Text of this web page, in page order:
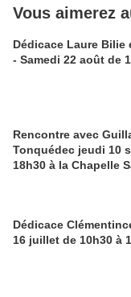
Vous aimerez
Dédicace Laure Bilie
- Samedi 22 août de
Rencontre avec
Tonquédec jeudi 10
18h30 à la Chapelle
Dédicace
16 juillet de 10h30 à